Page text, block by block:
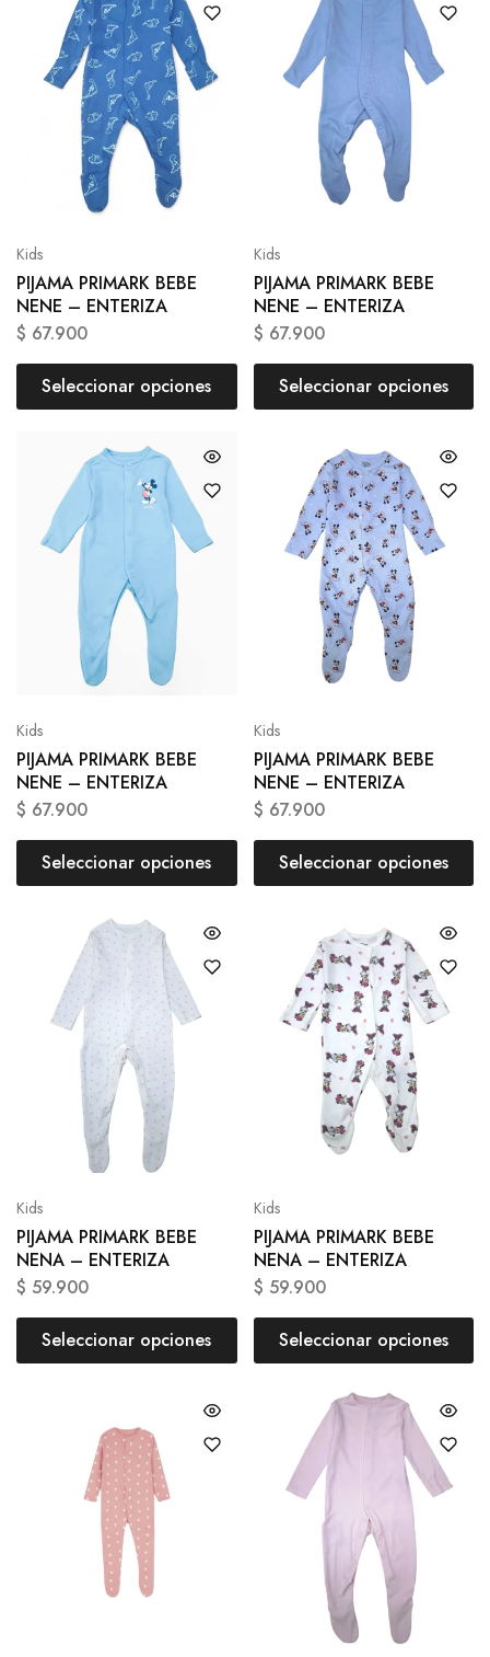
Kids
PIJAMA PRIMARK BEBE
NENE – ENTERIZA
$ 67.900
Seleccionar opciones
Kids
PIJAMA PRIMARK BEBE
NENE – ENTERIZA
$ 67.900
Seleccionar opciones
Kids
PIJAMA PRIMARK BEBE
NENE – ENTERIZA
$ 67.900
Seleccionar opciones
Kids
PIJAMA PRIMARK BEBE
NENE – ENTERIZA
$ 67.900
Seleccionar opciones
Kids
PIJAMA PRIMARK BEBE
NENA – ENTERIZA
$ 59.900
Seleccionar opciones
Kids
PIJAMA PRIMARK BEBE
NENA – ENTERIZA
$ 59.900
Seleccionar opciones